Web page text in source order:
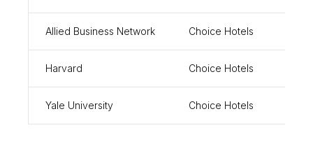
Allied Business Network Choice Hotels
Harvard Choice Hotels
Yale University Choice Hotels